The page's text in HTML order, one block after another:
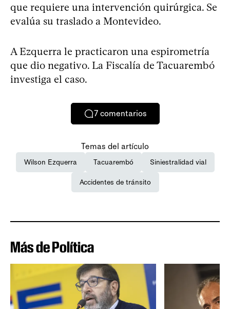
que requiere una intervención quirúrgica. Se
evalúa su traslado a Montevideo.
A Ezquerra le practicaron una espirometría
que dio negativo. La Fiscalía de Tacuarembó
investiga el caso.
7 comentarios
Temas del artículo
Wilson Ezquerra Tacuarembó Siniestralidad vial
Accidentes de tránsito
Más de Política